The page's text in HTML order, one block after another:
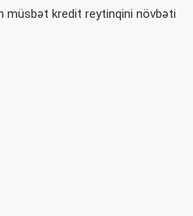
müsbət kredit reytinqini növbəti